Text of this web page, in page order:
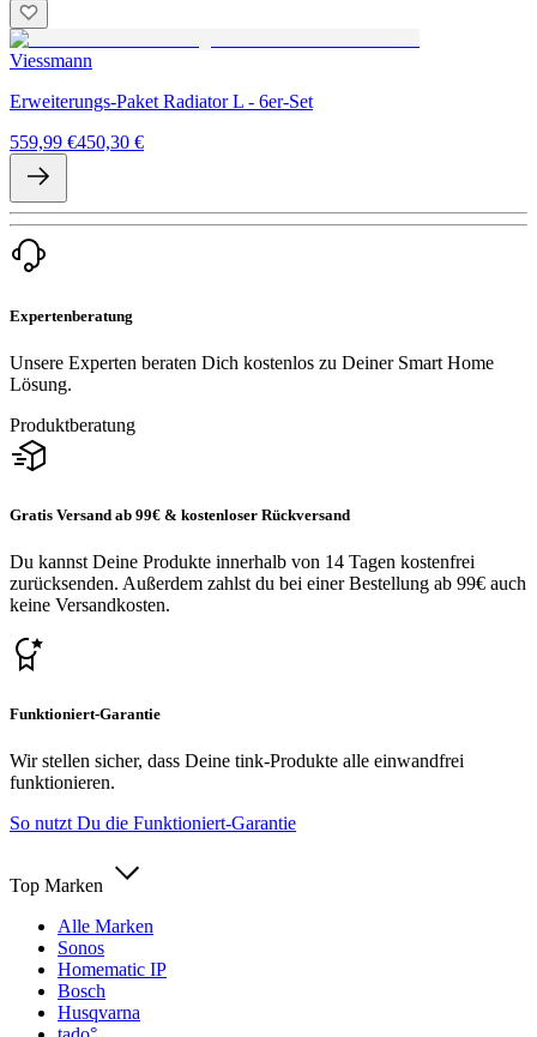
Viessmann
Erweiterungs-Paket Radiator L - 6er-Set
559,99 €450,30 €
Expertenberatung
Unsere Experten beraten Dich kostenlos zu Deiner Smart Home
Lösung.
Produktberatung
Gratis Versand ab 99€ & kostenloser Rückversand
Du kannst Deine Produkte innerhalb von 14 Tagen kostenfrei
zurücksenden. Außerdem zahlst du bei einer Bestellung ab 99€ auch
keine Versandkosten.
Funktioniert-Garantie
Wir stellen sicher, dass Deine tink-Produkte alle einwandfrei
funktionieren.
So nutzt Du die Funktioniert-Garantie
Top Marken
Alle Marken
Sonos
Homematic IP
Bosch
Husqvarna